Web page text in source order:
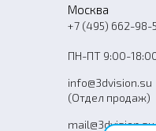
Москва
+7 (495) 662-98-
ПН-ПТ 9:00-
info@3dvision.su
(Отдел продаж)
mail@3dvision.su